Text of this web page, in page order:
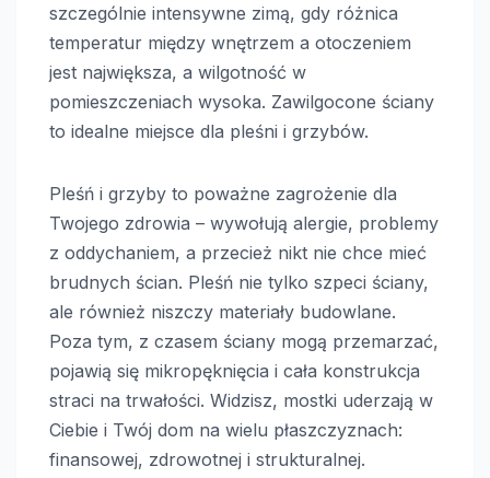
szczególnie intensywne zimą, gdy różnica
temperatur między wnętrzem a otoczeniem
jest największa, a wilgotność w
pomieszczeniach wysoka. Zawilgocone ściany
to idealne miejsce dla pleśni i grzybów.
Pleśń i grzyby to poważne zagrożenie dla
Twojego zdrowia – wywołują alergie, problemy
z oddychaniem, a przecież nikt nie chce mieć
brudnych ścian. Pleśń nie tylko szpeci ściany,
ale również niszczy materiały budowlane.
Poza tym, z czasem ściany mogą przemarzać,
pojawią się mikropęknięcia i cała konstrukcja
straci na trwałości. Widzisz, mostki uderzają w
Ciebie i Twój dom na wielu płaszczyznach:
finansowej, zdrowotnej i strukturalnej.